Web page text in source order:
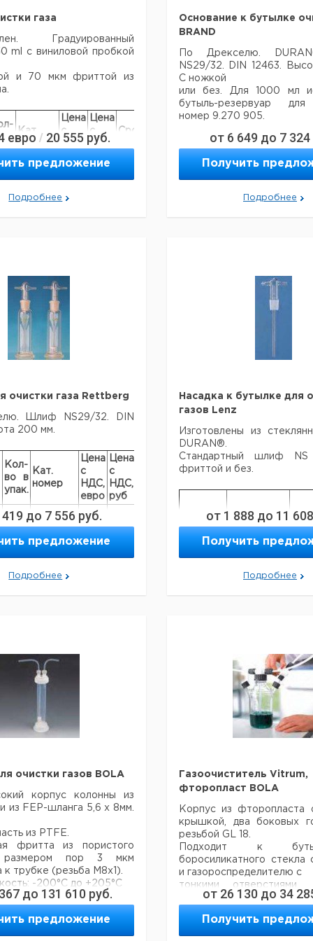
газа
Градуированный
ml с виниловой пробкой
и 70 мкм фриттой из
в
Кат.
номер
Цена
с
НДС,
евро
Цена
с
НДС,
руб
Срок
евро / 20 555 руб.
предложение
Подробнее
Основание к бутылке
BRAND
По Дрекселю.
NS29/32. DIN 12463.
С ножкой
или без. Для 1000 мл
бутыль-резервуар
номер 9.270 905.
Объем
Тип
Кол-
во в
Кат.
номер
от 6 649 до 7 324
Получить
Подробнее
очистки газа Rettberg
Шлиф NS29/32. DIN
200 мм.
Кол-
во в
упак.
Кат.
номер
Цена
с
НДС,
евро
Цена
с
НДС,
руб
1 6240962
419 до 7 556 руб.
предложение
Подробнее
Насадка к бутылке для
газов Lenz
Изготовлены из
DURAN®.
Стандартный шлиф
фриттой и без.
Пористость
0
от 1 888 до 11 608
Получить
Подробнее
очистки газов BOLA
корпус колонны из
из FEP-шланга 5,6 х 8мм.
из PTFE.
фритта из пористого
пор 3 мкм
к трубке (резьба М8х1).
-200°C до +205°C
газообмен, благодаря
до 131 610 руб.
предложение
Газоочиститель Vitrum,
фторопласт BOLA
Корпус из фторопласта
крышкой, два боковых
резьбой GL 18.
Подходит к
боросиликатного стекла
и газороспределителю с
тонкими
твердыми стенками
свободную подачу и
Можно
подсоеденить
от 26 130 до 34
Получить